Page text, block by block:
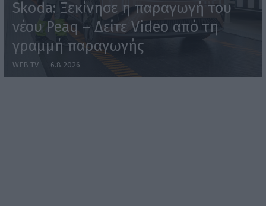
Skoda: Ξεκίνησε η παραγωγή του
νέου Peaq – Δείτε Video από τη
γραμμή παραγωγής
WEB TV 6.8.2026